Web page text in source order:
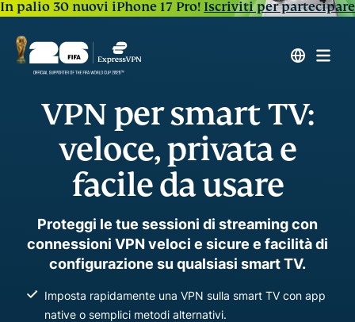
In palio 30 nuovi iPhone 17 Pro! Iscriviti per partecipare
VPN per smart TV:
veloce, privata e
facile da usare
Proteggi le tue sessioni di streaming con
connessioni VPN veloci e sicure e facilità di
configurazione su qualsiasi smart TV.
Imposta rapidamente una VPN sulla smart TV con app
native o semplici metodi alternativi.